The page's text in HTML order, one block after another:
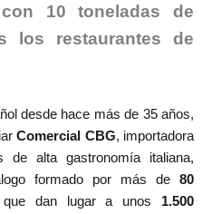
10 toneladas de
los restaurantes de
desde hace más de 35 años,
Comercial CBG, importadora
de alta gastronomía italiana,
formado por más de 80
dan lugar a unos 1.500